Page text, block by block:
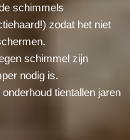
schimmels
zodat het niet
schimmel zijn
nodig is.
tientallen jaren